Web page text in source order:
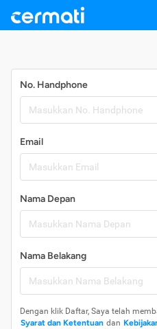
No. Handphone
Email
Nama Depan
Nama Belakang
Dengan klik Daftar, Saya telah
Syarat dan Ketentuan dan